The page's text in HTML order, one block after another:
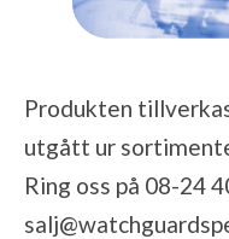
Produkten
utgått ur
Ring oss på 08-24